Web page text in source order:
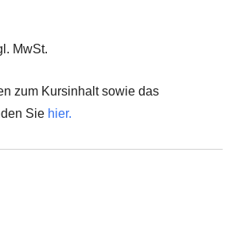
MwSt.
zum Kursinhalt sowie das
Sie hier.